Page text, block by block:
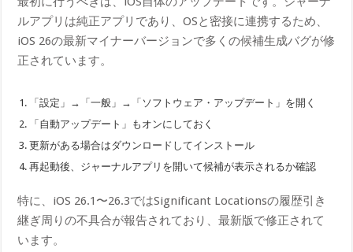
ルアプリは純正アプリであり、OSと密接に連携するため、
iOS 26の最新マイナーバージョンで多くの候補生成バグが修
正されています。
「設定」→「一般」→「ソフトウェア・アップデート」を開く
「自動アップデート」もオンにしておく
更新がある場合はダウンロードしてインストール
再起動後、ジャーナルアプリを開いて候補が表示されるか確認
特に、iOS 26.1〜26.3ではSignificant Locationsの履歴引き
継ぎ周りの不具合が報告されており、最新版で修正されて
います。